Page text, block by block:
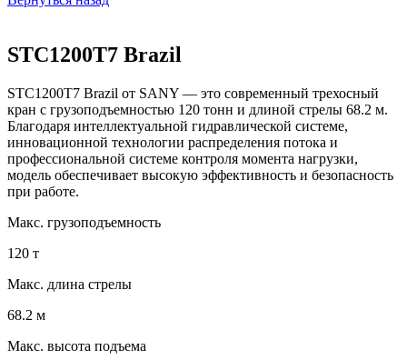
STC1200T7 Brazil
STC1200T7 Brazil от SANY — это современный трехосный
кран с грузоподъемностью 120 тонн и длиной стрелы 68.2 м.
Благодаря интеллектуальной гидравлической системе,
инновационной технологии распределения потока и
профессиональной системе контроля момента нагрузки,
модель обеспечивает высокую эффективность и безопасность
при работе.
Макс. грузоподъемность
120 т
Макс. длина стрелы
68.2 м
Макс. высота подъема